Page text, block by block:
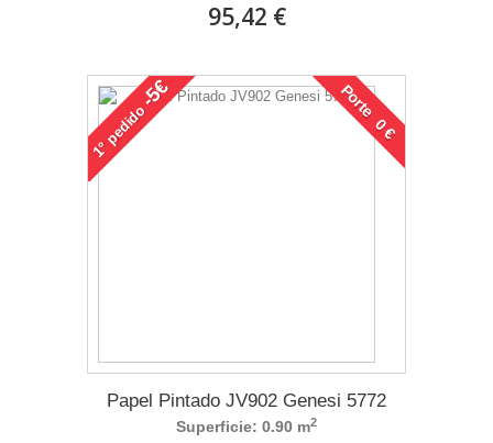
95,42 €
1°
pedido
-5€ Porte 0 €
Papel Pintado JV902 Genesi 5772
Superficie: 0.90 m2